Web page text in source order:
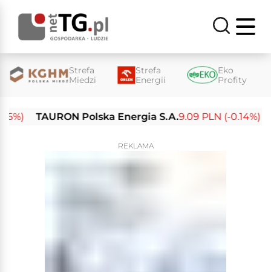
Strefa
Miedzi
Strefa
Energii
Eko
Profity
TAURON Polska Energia S.A.9.09 PLN (-0.14%)
REKLAMA